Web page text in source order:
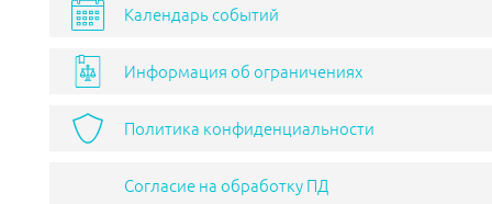
Календарь событий
Информация об ограничениях
Политика конфиденциальности
Согласие на обработку ПД